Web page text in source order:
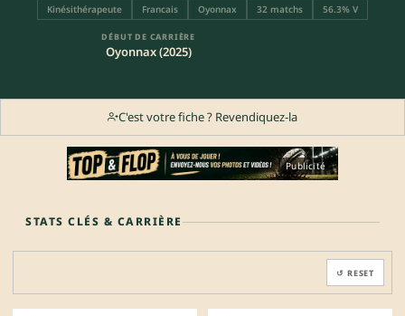
Kinésithérapeute Francais Oyonnax 32 matchs 56.3% V
DÉBUT DE CARRIÈRE
Oyonnax (2025)
C'est votre fiche ? Revendiquez-la
Publicité
STATS CLÉS & CARRIÈRE
↺ RESET